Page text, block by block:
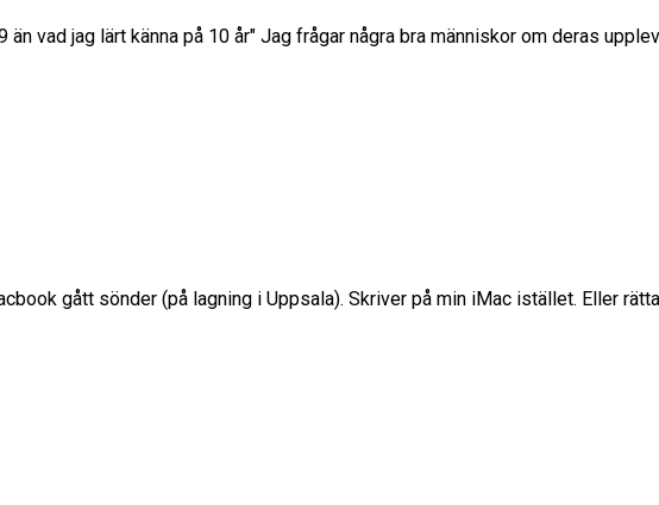
vad jag lärt känna på 10 år" Jag frågar några bra människor om deras
gått sönder (på lagning i Uppsala). Skriver på min iMac istället. Eller